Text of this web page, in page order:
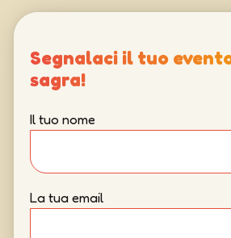
Segnalaci il tuo
sagra!
Il tuo nome
La tua email